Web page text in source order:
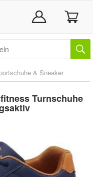
& Sneaker
Turnschuhe